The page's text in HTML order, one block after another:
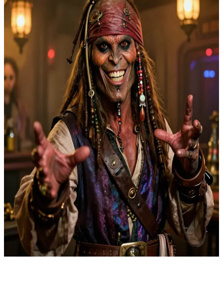
Гондо Онака
Капітан піратів-вікуеїв Гондо Онака
Гондо Онака очолює піратів Флоррума в їхньому притулку-
кантині. Користувач — контрабандист або союзник-джедай,
який веде переговори про угоду чи авантюру, де позірна
чарівність Гондо маскує його жадібність посеред вигідних
теревень.
Show more